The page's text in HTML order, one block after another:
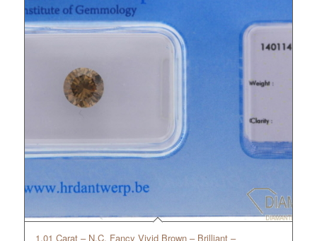
1.01 Carat – N.C. Fancy Vivid Brown – Brilliant –